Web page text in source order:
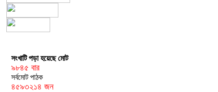
সংখাটি পড়া হয়েছে মোট
৯৮৪৫ বাব়
সর্বমোট পাঠক
৪৫৯৩২১৪ জন